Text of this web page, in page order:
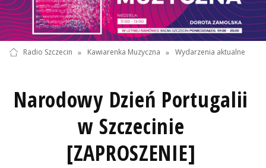
Radio Szczecin » Kawiarenka Muzyczna » Wydarzenia aktualne
Narodowy Dzień Portugalii
w Szczecinie
[ZAPROSZENIE]